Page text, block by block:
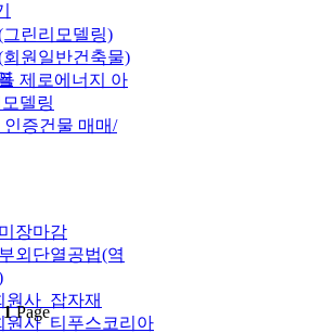
린리모델링)
원일반건축물)
제로에너지 아
델링
인증건물 매매/
장마감
외단열공법(역
원사_잡자재
원사_티푸스코리아
1Page